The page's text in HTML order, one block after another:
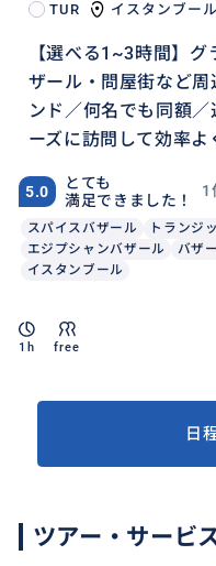
TUR イスタンブール
【選べる1~3時間】
ザール・問屋街など
ンド／何名でも同額
ーズに訪問して効率
5.0
とても
満足できました！
1
スパイスバザール トランジ
エジプシャンバザール
バザ
イスタンブール
1h free
日
ツアー・サービ